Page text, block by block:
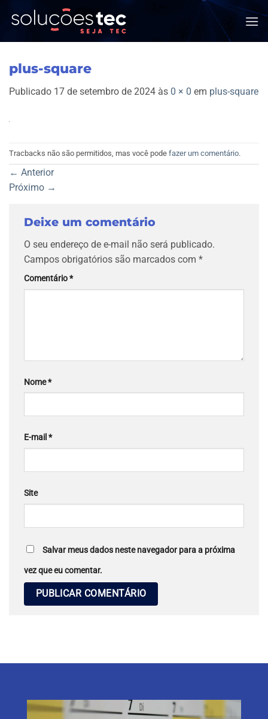
plus-square
Publicado 17 de setembro de 2024 às 0 × 0 em plus-square
Tracbacks não são permitidos, mas você pode fazer um comentário.
← Anterior
Próximo →
Deixe um comentário
O seu endereço de e-mail não será publicado.
Campos obrigatórios são marcados com *
Comentário*
Nome*
E-mail*
Site
Salvar meus dados neste navegador para a próxima
vez que eu comentar.